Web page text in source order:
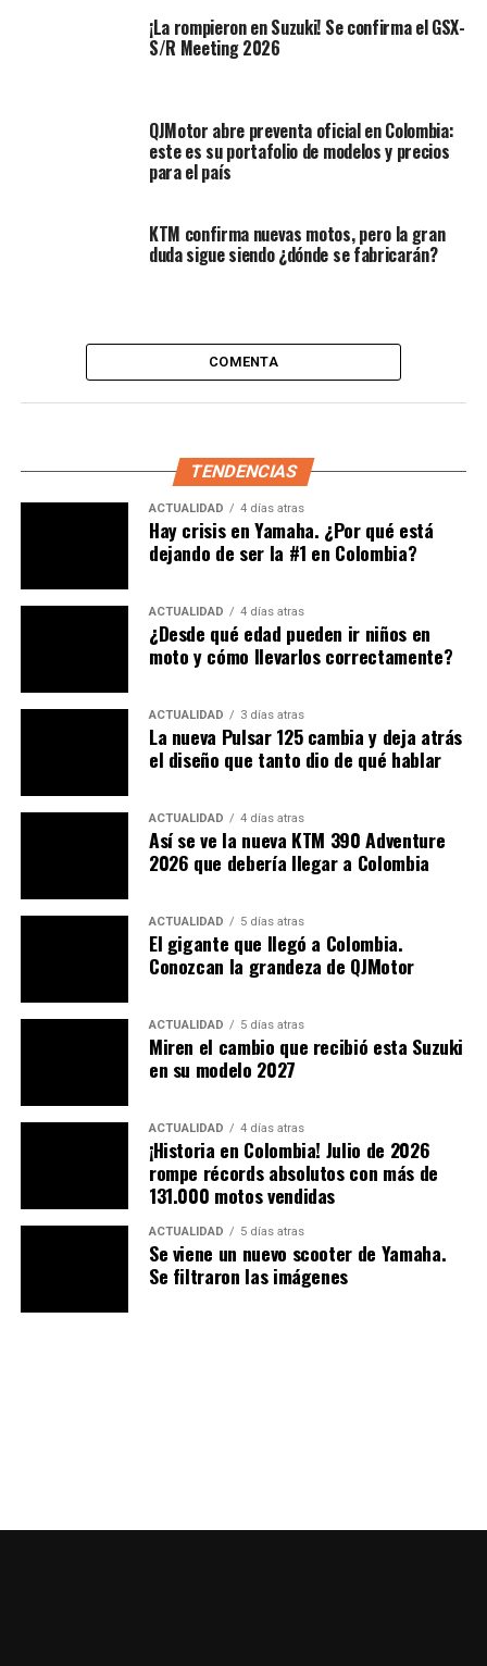
en maniobras urbanas.
Depósito de combustible de 18 litros
Lea:¿Nueva moto de Honda? Así es la edición de la
CB350C que se estrena en India. ¿Qué trae?
¿Cómo es la moto QJMotor?
El diseño de la nueva SRT 600 S mantiene la esencia de
su hermana SX, pero con un enfoque más práctico. Su
posición de conducción erguida, elmanillar ancho y
el asiento de dos niveles aseguran que tanto piloto
como acompañante puedan viajar con comodidad
La protección aerodinámica también ha sido trabajada
con un carenado frontal más envolvente y una pantalla
ajustable, que reduce la fatiga en viajes largos. Además,
accesorios touring, como maletas
laterales y top case, que refuerzan su espíritu viajero.
Comparación con la SRT 600 SX
SRT 600 SX:más cercana al trail, pensada para
incursiones off-road ligeras.
SRT 600 S:puramente touring, con neumáticos y
llantas de carretera.
Esta diferenciación permite a QJMotor competir en dos
frentes distintos, ampliando su alcance en el mercado.
¡La rompieron en Suzuki! Se confirma el GSX-
S/R Meeting 2026
QJMotor abre preventa oficial en Colombia:
este es su portafolio de modelos y precios
para el país
KTM confirma nuevas motos, pero la gran
duda sigue siendo ¿dónde se fabricarán?
COMENTA
TENDENCIAS
ACTUALIDAD 4 días atras
Hay crisis en Yamaha. ¿Por qué está
dejando de ser la #1 en Colombia?
ACTUALIDAD 4 días atras
¿Desde qué edad pueden ir niños en
moto y cómo llevarlos correctamente?
ACTUALIDAD 3 días atras
La nueva Pulsar 125 cambia y deja atrás
el diseño que tanto dio de qué hablar
ACTUALIDAD 4 días atras
Así se ve la nueva KTM 390 Adventure
2026 que debería llegar a Colombia
ACTUALIDAD 5 días atras
El gigante que llegó a Colombia.
Conozcan la grandeza de QJMotor
ACTUALIDAD 5 días atras
Miren el cambio que recibió esta Suzuki
en su modelo 2027
ACTUALIDAD 4 días atras
¡Historia en Colombia! Julio de 2026
rompe récords absolutos con más de
131.000 motos vendidas
ACTUALIDAD 5 días atras
Se viene un nuevo scooter de Yamaha.
Se filtraron las imágenes